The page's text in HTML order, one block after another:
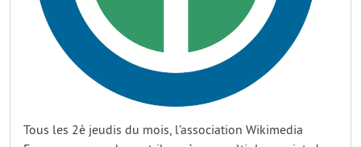
Tous les 2è jeudis du mois, l’association Wikimedia